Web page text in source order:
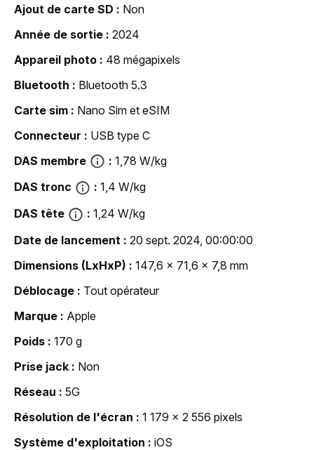
Ajout de carte SD
Non
Année de sortie
2024
Appareil photo
48 mégapixels
Bluetooth
Bluetooth 5.3
Carte sim
Nano Sim et eSIM
Connecteur
USB type C
DAS membre
1,78 W/kg
DAS tronc
1,4 W/kg
DAS tête
1,24 W/kg
Date de lancement
20 sept. 2024, 00:00:00
Dimensions (LxHxP)
147,6 x 71,6 x 7,8 mm
Déblocage
Tout opérateur
Marque
Apple
Poids
170 g
Prise jack
Non
Réseau
5G
Résolution de l'écran
1 179 x 2 556 pixels
Système d'exploitation
iOS